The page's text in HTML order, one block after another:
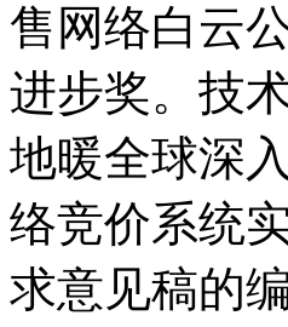
售网络白云
进步奖。技
地暖全球深
络竞价系统
求意见稿的